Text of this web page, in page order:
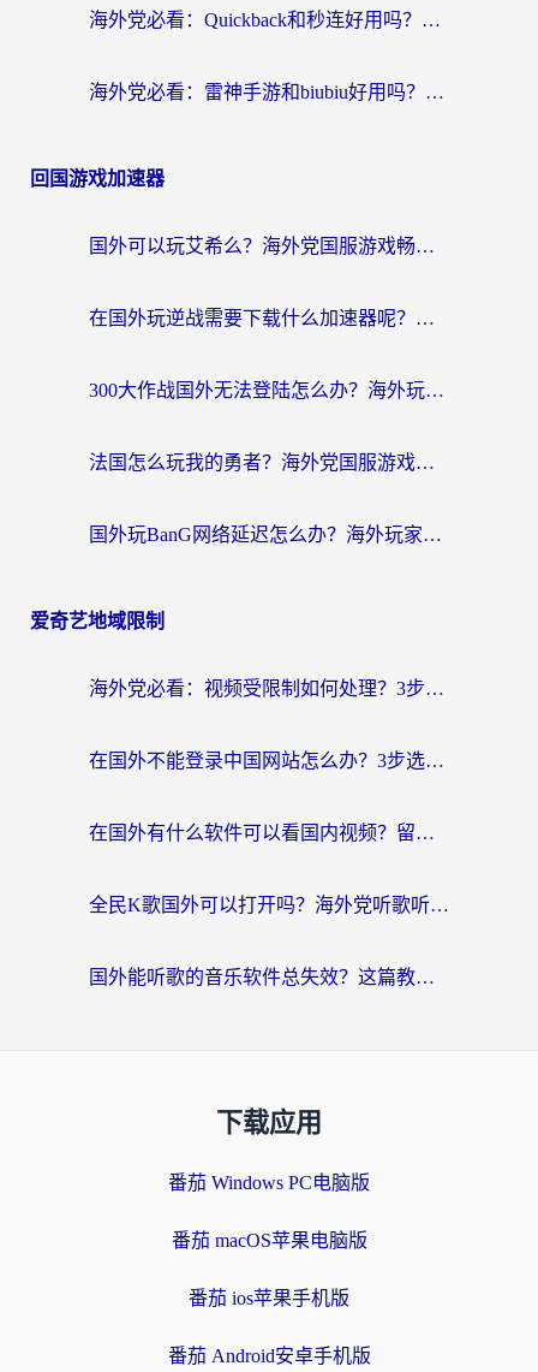
海外党必看：Quickback和秒连好用吗？3步选对回国加速器，无缝刷国内资源
海外党必看：雷神手游和biubiu好用吗？3招选对回国加速器无缝刷国内资源
回国游戏加速器
国外可以玩艾希么？海外党国服游戏畅玩终极指南（附加速器选择秘籍）
在国外玩逆战需要下载什么加速器呢？海外党亲测有效的国服游戏加速指南
300大作战国外无法登陆怎么办？海外玩家亲测有效的解决指南
法国怎么玩我的勇者？海外党国服游戏不卡攻略，附3款热门游戏加速实测
国外玩BanG网络延迟怎么办？海外玩家亲测有效的国服游戏加速指南
爱奇艺地域限制
海外党必看：视频受限制如何处理？3步解决国内剧番“看不了”难题
在国外不能登录中国网站怎么办？3步选对回国加速器，无缝刷剧、办业务
在国外有什么软件可以看国内视频？留学生亲测的追剧救星来了
全民K歌国外可以打开吗？海外党听歌听书无限制的实用指南
国外能听歌的音乐软件总失效？这篇教你怎么在海外流畅听网易云
下载应用
番茄 Windows PC电脑版
番茄 macOS苹果电脑版
番茄 ios苹果手机版
番茄 Android安卓手机版